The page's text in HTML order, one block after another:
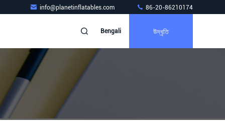
info@planetinflatables.com 86-20-86210174
Bengali উদ্ধৃতি